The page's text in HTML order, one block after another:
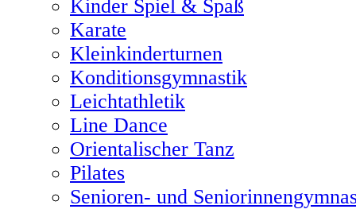
Kinder Spiel & Spaß
Karate
Kleinkinderturnen
Konditionsgymnastik
Leichtathletik
Line Dance
Orientalischer Tanz
Pilates
Senioren- und